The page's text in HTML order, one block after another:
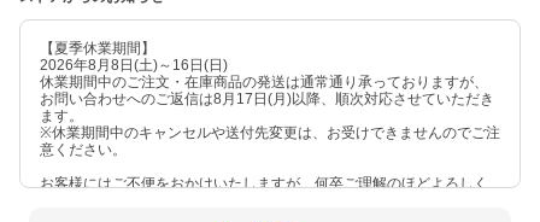
【夏季休業期間】
2026年8月8日(土)～16日(日)
休業期間中のご注文・在庫商品の発送は通常通り承っておりますが、
お問い合わせへのご返信は8月17日(月)以降、順次対応させていただき
ます。
※休業期間中のキャンセルや送付先変更は、お受けできませんのでご注
意ください。
お客様にはご不便をおかけいたしますが、何卒ご理解のほどよろしく